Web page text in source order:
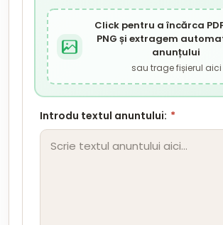
Click pentru a încărca
PNG și extragem
anunțului
sau trage fișierul aici
Introdu textul anuntului: *